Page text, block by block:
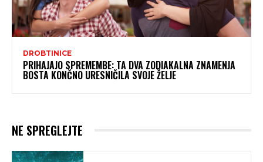
DROBTINICE
PRIHAJAJO SPREMEMBE: TA DVA ZODIAKALNA ZNAMENJA
BOSTA KONČNO URESNIČILA SVOJE ŽELJE
NE SPREGLEJTE